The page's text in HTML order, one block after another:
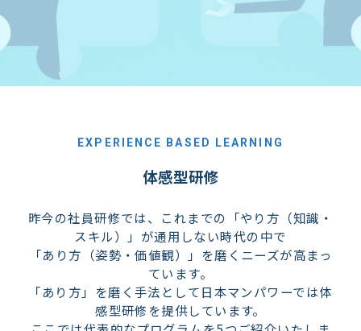
EXPERIENCE BASED LEARNING
体感型研修
昨今の社員研修では、これまでの「やり方（知識・
スキル）」が通用しない時代の中で
「あり方（姿勢・価値観）」を磨くニーズが高まっ
ています。
「あり方」を磨く手法として日本マンパワーでは体
感型研修を提供しています。